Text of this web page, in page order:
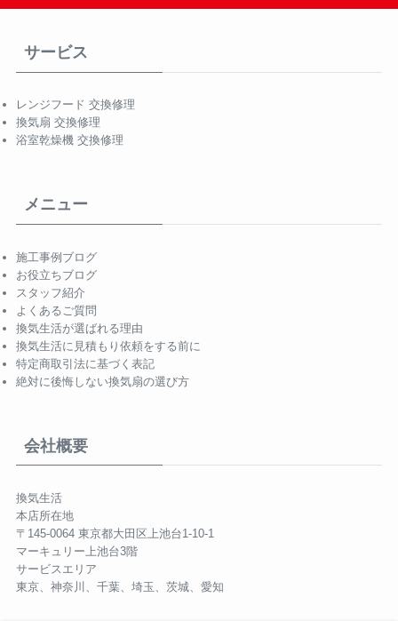
サービス
レンジフード 交換修理
換気扇 交換修理
浴室乾燥機 交換修理
メニュー
施工事例ブログ
お役立ちブログ
スタッフ紹介
よくあるご質問
換気生活が選ばれる理由
換気生活に見積もり依頼をする前に
特定商取引法に基づく表記
絶対に後悔しない換気扇の選び方
会社概要
換気生活
本店所在地
〒145-0064 東京都大田区上池台1-10-1
マーキュリー上池台3階
サービスエリア
東京、神奈川、千葉、埼玉、茨城、愛知